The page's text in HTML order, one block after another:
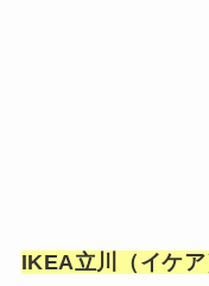
IKEA立川（イケア